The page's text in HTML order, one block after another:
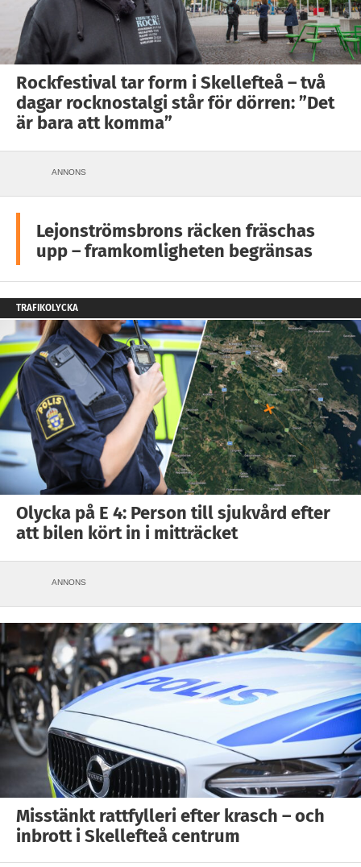
Rockfestival tar form i Skellefteå – två
dagar rocknostalgi står för dörren: ”Det
är bara att komma”
ANNONS
Lejonströmsbrons räcken fräschas
upp – framkomligheten begränsas
TRAFIKOLYCKA
Olycka på E 4: Person till sjukvård efter
att bilen kört in i mitträcket
ANNONS
Misstänkt rattfylleri efter krasch – och
inbrott i Skellefteå centrum